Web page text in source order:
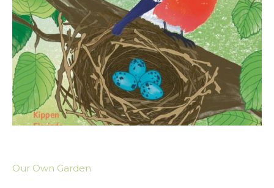
Our Own Garden